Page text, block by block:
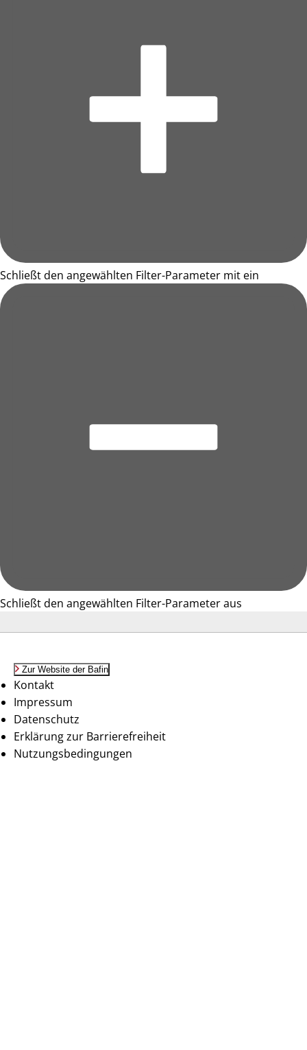
Schließt den angewählten Filter-Parameter mit ein
Schließt den angewählten Filter-Parameter aus
Zur Website der Bafin
Kontakt
Impressum
Datenschutz
Erklärung zur Barrierefreiheit
Nutzungsbedingungen